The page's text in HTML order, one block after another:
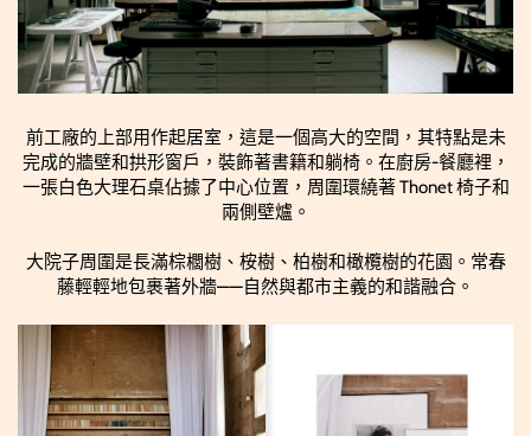
前工廠的上部用作起居室，這是一個高大的空間，其特點是未
完成的牆壁和拱形窗戶，裝飾著書籍和躺椅。在廚房-餐廳裡，
一張白色大理石桌佔據了中心位置，周圍環繞著 Thonet 椅子和
兩側壁爐。
大院子周圍是長滿棕櫚樹、桉樹、柏樹和橄欖樹的花園。常春
藤輕輕地包裹著外牆——自然與都市主義的和諧融合。